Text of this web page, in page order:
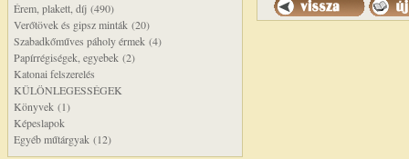
Érem, plakett, díj (490)
Verőtövek és gipsz minták (20)
Szabadkőműves páholy érmek (4)
Papírrégiségek, egyebek (2)
Katonai felszerelés
KÜLÖNLEGESSÉGEK
Könyvek (1)
Képeslapok
Egyéb műtárgyak (12)